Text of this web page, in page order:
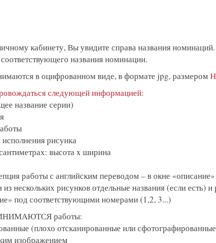
кабинету, Вы увидите справа названия
названия номинации.
в оцифрованном виде, в формате jpg, размером
следующей информацией:
название серии)
исполнения рисунка
высота x ширина
работы с английским переводом – в окне «описание»
из нескольких рисунков отдельные названия (если
под соответствующими номерами (1,2, 3...)
работы:
(плохо отсканированные или
изображением